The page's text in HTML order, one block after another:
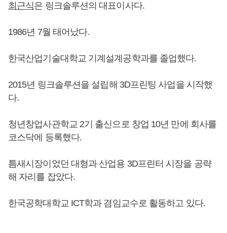
최근식은 링크솔루션의 대표이사다.
1986년 7월 태어났다.
한국산업기술대학교 기계설계공학과를 졸업했다.
2015년 링크솔루션을 설립해 3D프린팅 사업을 시작했
다.
청년창업사관학교 2기 출신으로 창업 10년 만에 회사를
코스닥에 등록했다.
틈새시장이었던 대형과 산업용 3D프린터 시장을 공략
해 자리를 잡았다.
한국공학대학교 ICT학과 겸임교수로 활동하고 있다.